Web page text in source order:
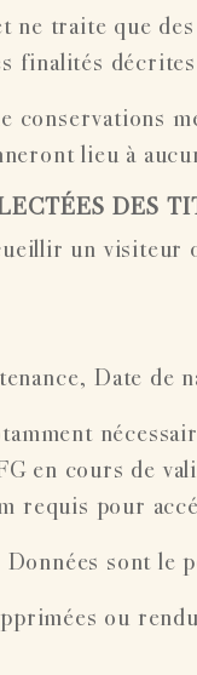
ne traite que
finalités
conservations
lieu à
DES
un visiteur
Date de
en cours de
requis pour
sont le
ou